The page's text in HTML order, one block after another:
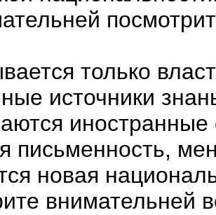
только
источники
письменность,
новая
внимательней